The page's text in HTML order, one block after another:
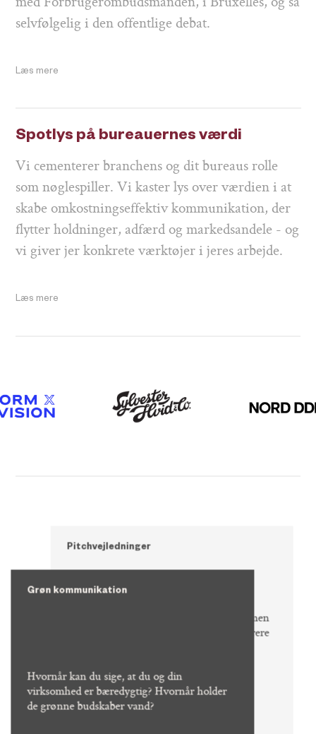
selvfølgelig i den offentlige debat.
Læs mere
Spotlys på bureauernes værdi
Vi cementerer branchens og dit bureaus rolle
som nøglespiller. Vi kaster lys over værdien i at
skabe omkostningseffektiv kommunikation, der
flytter holdninger, adfærd og markedsandele - og
vi giver jer konkrete værktøjer i jeres arbejde.
Læs mere
Pitchvejledninger
Kreativitet & Kommunikation har, sammen
med Danske Annoncører og Markedsførere
pitchvejledninger. Find dem her
Grøn kommunikation
Hvornår kan du sige, at du og din
virksomhed er bæredygtig? Hvornår holder
de grønne budskaber vand?